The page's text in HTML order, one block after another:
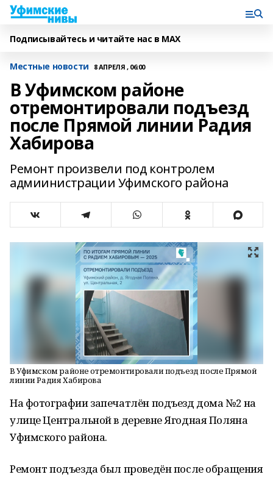
Подписывайтесь и читайте нас в MAX
Местные новости 8 АПРЕЛЯ , 06:00
В Уфимском районе
отремонтировали подъезд
после Прямой линии Радия
Хабирова
Ремонт произвели под контролем
адмиинистрации Уфимского района
В Уфимском районе отремонтировали подъезд после Прямой
линии Радия Хабирова
На фотографии запечатлён подъезд дома №2 на
улице Центральной в деревне Ягодная Поляна
Уфимского района.
Ремонт подъезда был проведён после обращения